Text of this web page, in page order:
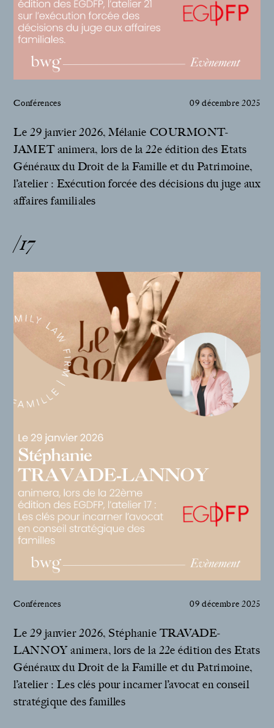
Conférences 09 décembre 2025
Le 29 janvier 2026, Mélanie COURMONT-
JAMET animera, lors de la 22e édition des Etats
Généraux du Droit de la Famille et du Patrimoine,
l’atelier : Exécution forcée des décisions du juge aux
affaires familiales
/17
Conférences 09 décembre 2025
Le 29 janvier 2026, Stéphanie TRAVADE-
LANNOY animera, lors de la 22e édition des Etats
Généraux du Droit de la Famille et du Patrimoine,
l’atelier : Les clés pour incarner l’avocat en conseil
stratégique des familles